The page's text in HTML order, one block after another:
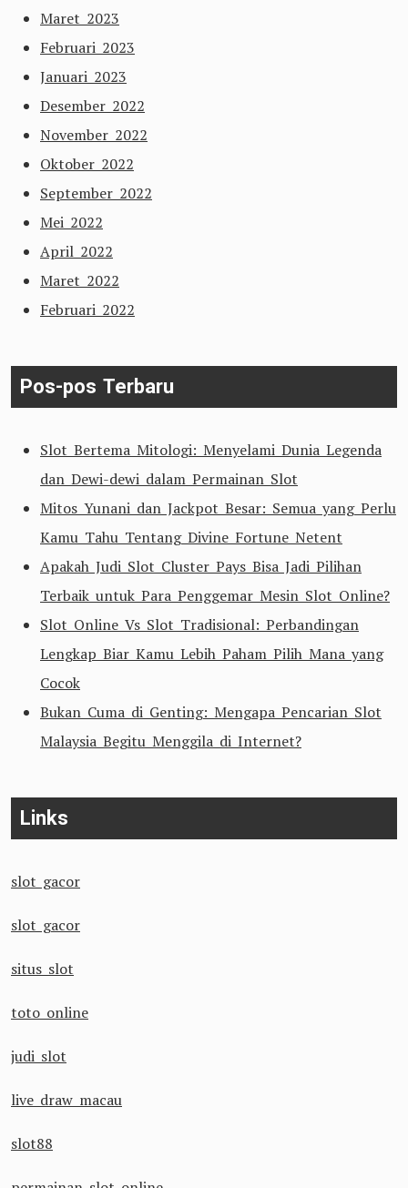
Maret 2023
Februari 2023
Januari 2023
Desember 2022
November 2022
Oktober 2022
September 2022
Mei 2022
April 2022
Maret 2022
Februari 2022
Pos-pos Terbaru
Slot Bertema Mitologi: Menyelami Dunia Legenda
dan Dewi-dewi dalam Permainan Slot
Mitos Yunani dan Jackpot Besar: Semua yang Perlu
Kamu Tahu Tentang Divine Fortune Netent
Apakah Judi Slot Cluster Pays Bisa Jadi Pilihan
Terbaik untuk Para Penggemar Mesin Slot Online?
Slot Online Vs Slot Tradisional: Perbandingan
Lengkap Biar Kamu Lebih Paham Pilih Mana yang
Cocok
Bukan Cuma di Genting: Mengapa Pencarian Slot
Malaysia Begitu Menggila di Internet?
Links
slot gacor
slot gacor
situs slot
toto online
judi slot
live draw macau
slot88